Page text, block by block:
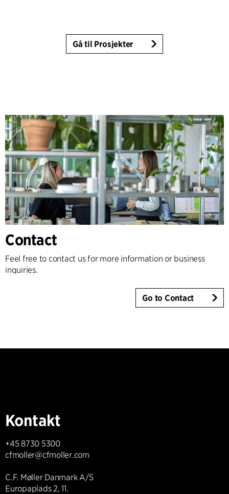
Gå til Prosjekter
Contact
Feel free to contact us for more information or business
inquiries.
Go to Contact
Kontakt
+45 8730 5300
cfmoller@cfmoller.com
C.F. Møller Danmark A/S
Europaplads 2, 11.